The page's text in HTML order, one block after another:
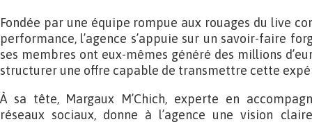
Fondée par une équipe rompue aux rouages du live
performance, l’agence s’appuie sur un savoir-faire
ses membres ont eux-mêmes généré des millions
structurer une offre capable de transmettre cette
À sa tête, Margaux M’Chich, experte en
réseaux sociaux, donne à l’agence une vision